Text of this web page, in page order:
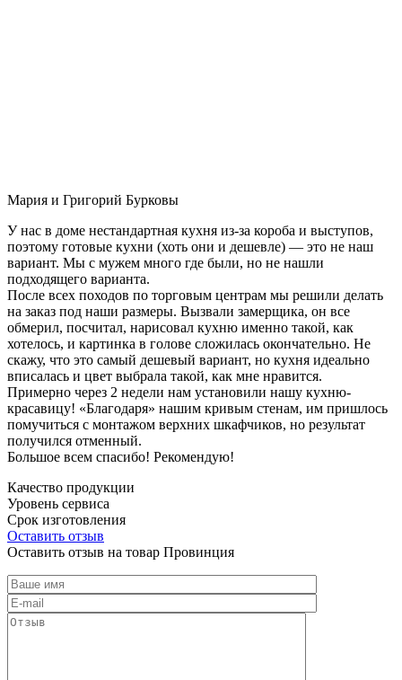
Мария и Григорий Бурковы
У нас в доме нестандартная кухня из-за короба и выступов,
поэтому готовые кухни (хоть они и дешевле) — это не наш
вариант. Мы с мужем много где были, но не нашли
подходящего варианта.
После всех походов по торговым центрам мы решили делать
на заказ под наши размеры. Вызвали замерщика, он все
обмерил, посчитал, нарисовал кухню именно такой, как
хотелось, и картинка в голове сложилась окончательно. Не
скажу, что это самый дешевый вариант, но кухня идеально
вписалась и цвет выбрала такой, как мне нравится.
Примерно через 2 недели нам установили нашу кухню-
красавицу! «Благодаря» нашим кривым стенам, им пришлось
помучиться с монтажом верхних шкафчиков, но результат
получился отменный.
Большое всем спасибо! Рекомендую!
Качество продукции
Уровень сервиса
Срок изготовления
Оставить отзыв
Оставить отзыв на товар Провинция